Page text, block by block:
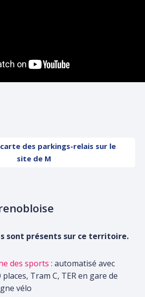
des parkings-relais sur le
site de M
sont présents sur ce territoire.
des sports : automatisé avec
Tram C, TER en gare de
vélo